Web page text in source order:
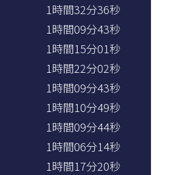
1時間32分36秒
1時間09分43秒
1時間15分01秒
1時間22分02秒
1時間09分43秒
1時間10分49秒
1時間09分44秒
1時間06分14秒
1時間17分20秒